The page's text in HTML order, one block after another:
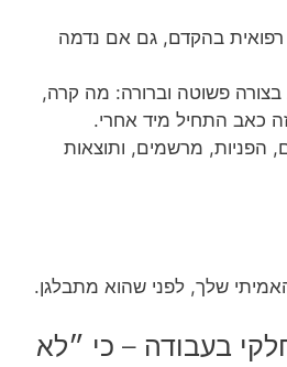
רפואית בהקדם, גם אם נדמה
פשוטה וברורה: מה קרה,
כאב התחיל מיד אחרי.
הפניות, מרשמים, ותוצאות
שלך, לפני שהוא מתבלגן.
חלקי בעבודה – כי ״לא